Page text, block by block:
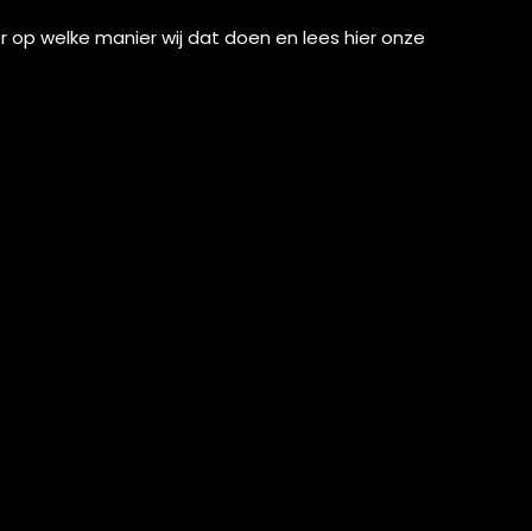
op welke manier wij dat doen en lees hieronze